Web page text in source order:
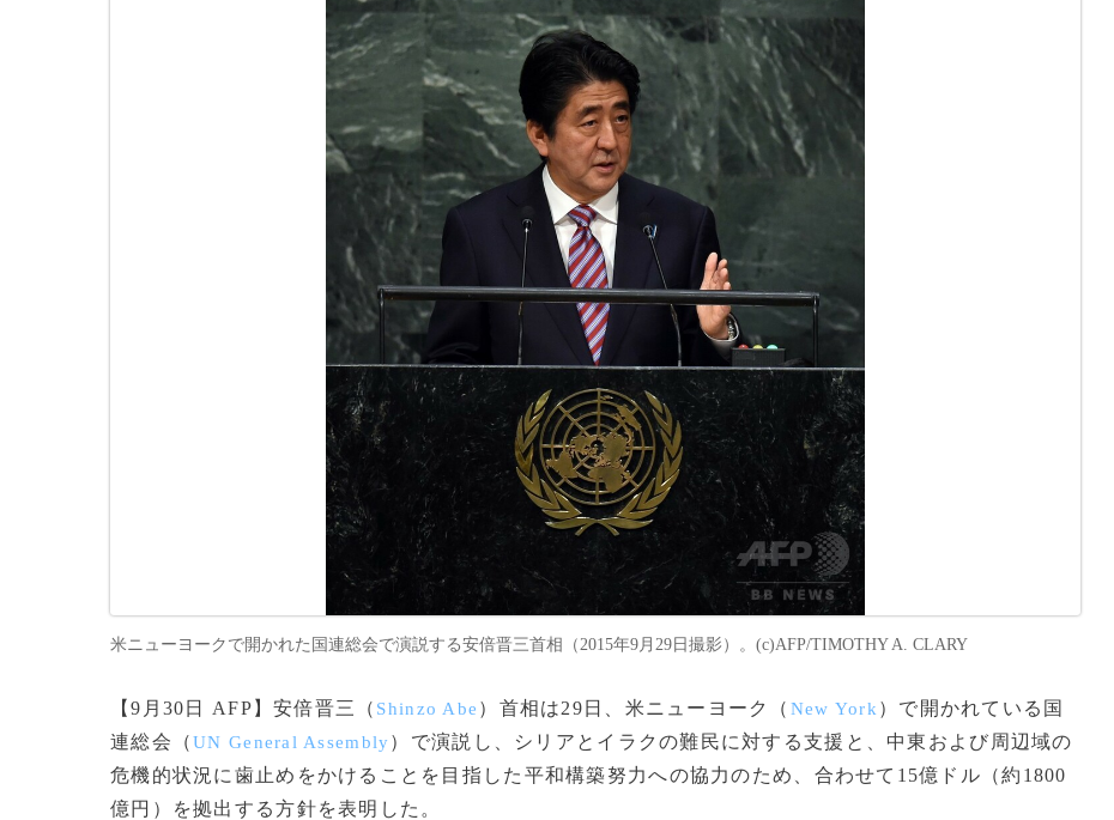
米ニューヨークで開かれた国連総会で演説する安倍晋三首相（2015年9月29日撮影）。(c)AFP/TIMOTHY A. CLARY
【9月30日 AFP】安倍晋三（ Shinzo Abe ）首相は29日、米ニューヨーク（ New York ）で開かれている国
連総会（UN General Assembly）で演説し、シリアとイラクの難民に対する支援と、中東および周辺域の
危機的状況に歯止めをかけることを目指した平和構築努力への協力のため、合わせて15億ドル（約1800
億円）を拠出する方針を表明した。